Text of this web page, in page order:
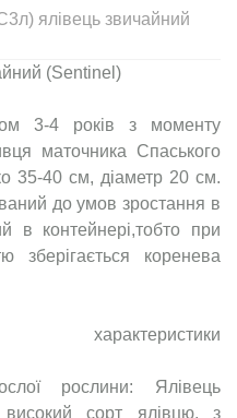
ялівець звичайний
(Sentinel)
3-4 років з моменту
маточника Спаського
35-40 см, діаметр 20 см.
до умов зростання в
в контейнері,тобто при
зберігається коренева
рослини: Ялівець
сорт ялівцю, з